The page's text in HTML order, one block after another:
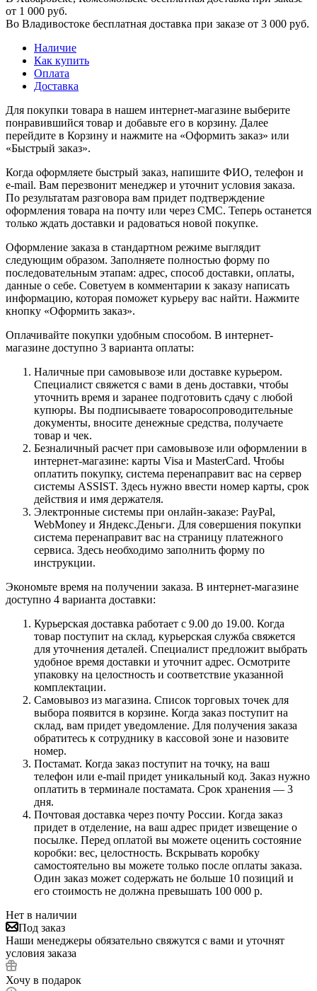
от 1 000 руб.
Во Владивостоке бесплатная доставка при заказе от 3 000 руб.
Наличие
Как купить
Оплата
Доставка
Для покупки товара в нашем интернет-магазине выберите
понравившийся товар и добавьте его в корзину. Далее
перейдите в Корзину и нажмите на «Оформить заказ» или
«Быстрый заказ».
Когда оформляете быстрый заказ, напишите ФИО, телефон и
e-mail. Вам перезвонит менеджер и уточнит условия заказа.
По результатам разговора вам придет подтверждение
оформления товара на почту или через СМС. Теперь останется
только ждать доставки и радоваться новой покупке.
Оформление заказа в стандартном режиме выглядит
следующим образом. Заполняете полностью форму по
последовательным этапам: адрес, способ доставки, оплаты,
данные о себе. Советуем в комментарии к заказу написать
информацию, которая поможет курьеру вас найти. Нажмите
кнопку «Оформить заказ».
Оплачивайте покупки удобным способом. В интернет-
магазине доступно 3 варианта оплаты:
Наличные при самовывозе или доставке курьером.
Специалист свяжется с вами в день доставки, чтобы
уточнить время и заранее подготовить сдачу с любой
купюры. Вы подписываете товаросопроводительные
документы, вносите денежные средства, получаете
товар и чек.
Безналичный расчет при самовывозе или оформлении в
интернет-магазине: карты Visa и MasterCard. Чтобы
оплатить покупку, система перенаправит вас на сервер
системы ASSIST. Здесь нужно ввести номер карты, срок
действия и имя держателя.
Электронные системы при онлайн-заказе: PayPal,
WebMoney и Яндекс.Деньги. Для совершения покупки
система перенаправит вас на страницу платежного
сервиса. Здесь необходимо заполнить форму по
инструкции.
Экономьте время на получении заказа. В интернет-магазине
доступно 4 варианта доставки:
Курьерская доставка работает с 9.00 до 19.00. Когда
товар поступит на склад, курьерская служба свяжется
для уточнения деталей. Специалист предложит выбрать
удобное время доставки и уточнит адрес. Осмотрите
упаковку на целостность и соответствие указанной
комплектации.
Самовывоз из магазина. Список торговых точек для
выбора появится в корзине. Когда заказ поступит на
склад, вам придет уведомление. Для получения заказа
обратитесь к сотруднику в кассовой зоне и назовите
номер.
Постамат. Когда заказ поступит на точку, на ваш
телефон или e-mail придет уникальный код. Заказ нужно
оплатить в терминале постамата. Срок хранения — 3
дня.
Почтовая доставка через почту России. Когда заказ
придет в отделение, на ваш адрес придет извещение о
посылке. Перед оплатой вы можете оценить состояние
коробки: вес, целостность. Вскрывать коробку
самостоятельно вы можете только после оплаты заказа.
Один заказ может содержать не больше 10 позиций и
его стоимость не должна превышать 100 000 р.
Нет в наличии
Под заказ
Наши менеджеры обязательно свяжутся с вами и уточнят
условия заказа
Хочу в подарок